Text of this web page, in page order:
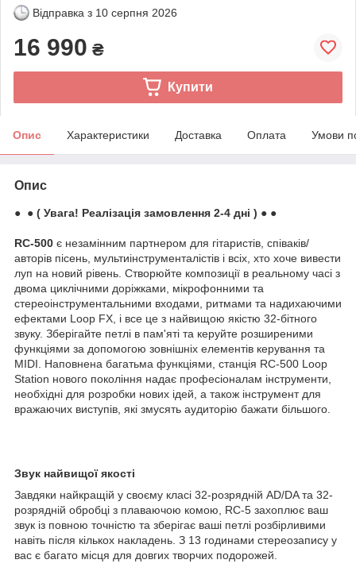
Відправка з 10 серпня 2026
16 990 ₴
Купити
Опис Характеристики Доставка Оплата Умови
Опис
● ● ( Увага! Реалізація замовлення 2-4 дні ) ● ●
RC-500 є незамінним партнером для гітаристів, співаків/
авторів пісень, мультиінструменталістів і всіх, хто хоче вивести
луп на новий рівень. Створюйте композиції в реальному часі з
двома циклічними доріжками, мікрофонними та
стереоінструментальними входами, ритмами та надихаючими
ефектами Loop FX, і все це з найвищою якістю 32-бітного
звуку. Зберігайте петлі в пам'яті та керуйте розширеними
функціями за допомогою зовнішніх елементів керування та
MIDI. Наповнена багатьма функціями, станція RC-500 Loop
Station нового покоління надає професіоналам інструменти,
необхідні для розробки нових ідей, а також інструмент для
вражаючих виступів, які змусять аудиторію бажати більшого.
Звук найвищої якості
Завдяки найкращій у своєму класі 32-розрядній AD/DA та 32-
розрядній обробці з плаваючою комою, RC-5 захоплює ваш
звук із повною точністю та зберігає ваші петлі розбірливими
навіть після кількох накладень. З 13 годинами стереозапису у
вас є багато місця для довгих творчих подорожей.